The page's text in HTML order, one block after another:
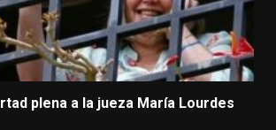
plena a la jueza María Lourdes